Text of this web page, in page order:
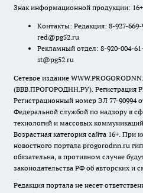
Знак информационной продукции: 16+
Контакты: Редакция: 8-927-
red@pg52.ru
Рекламный отдел: 8-920-004-
st@pg52.ru
Сетевое издание
(ВВВ.ПРОГОРОДНН.РУ). Регистрация
Регистрационный номер ЭЛ 77-90994
Федеральной службой по надзору в
технологий и массовых
Возрастная категория сайта 16+. При
новостного портала progorodnn.ru
обязательна, в противном случае
законодательства РФ об авторских и
Редакция портала не несет